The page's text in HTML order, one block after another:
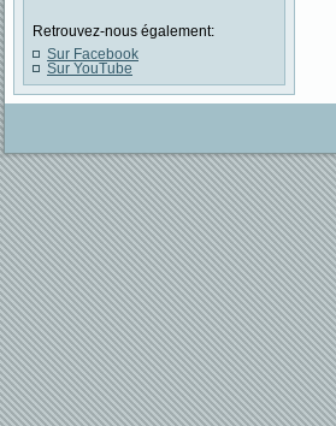
Retrouvez-nous également:
Sur Facebook
Sur YouTube